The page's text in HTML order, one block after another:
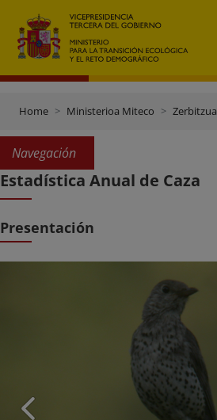
Home Ministerioa Miteco
Navegación
Estadística Anual de Caza
Presentación